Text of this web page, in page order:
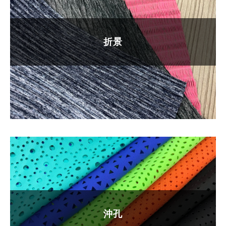
折景
沖孔